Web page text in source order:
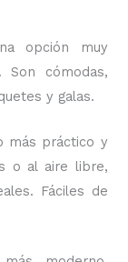
opción muy
Son cómodas,
y galas.
más práctico y
o al aire libre,
Fáciles de